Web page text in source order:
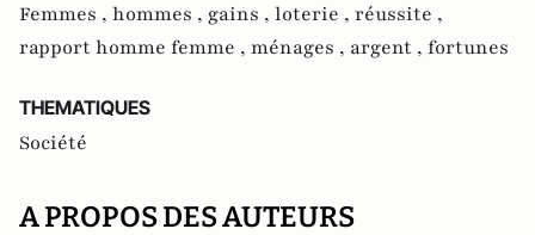
Femmes , hommes , gains , loterie , réussite ,
rapport homme femme , ménages , argent , fortunes
THEMATIQUES
Société
A PROPOS DES AUTEURS